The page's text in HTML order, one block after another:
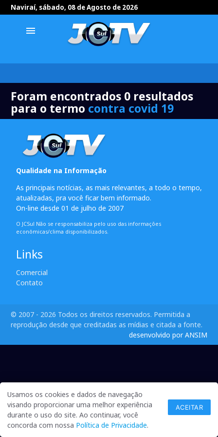
Naviraí, sábado, 08 de Agosto de 2026
menu
Foram encontrados 0 resultados
para o termo contra covid 19
Qualidade na Informação
As principais notícias, as mais relevantes, a todo o tempo,
atualizadas, pra você ficar bem informado.
On-line desde 01 de julho de 2007
O JCSul Não se responsabiliza pelo uso das informações
econômicas/clima disponibilizados.
Links
Comercial
Contato
© 2007 - 2026 Todos os direitos reservados. Permitida a
reprodução desde que creditadas as mídias e citada a fonte.
desenvolvido por ANSIM
Usamos os cookies e dados de navegação
visando proporcionar uma melhor experiência
durante o uso do site. Ao continuar, você
concorda com nossa Política de Privacidade.
ACEITAR